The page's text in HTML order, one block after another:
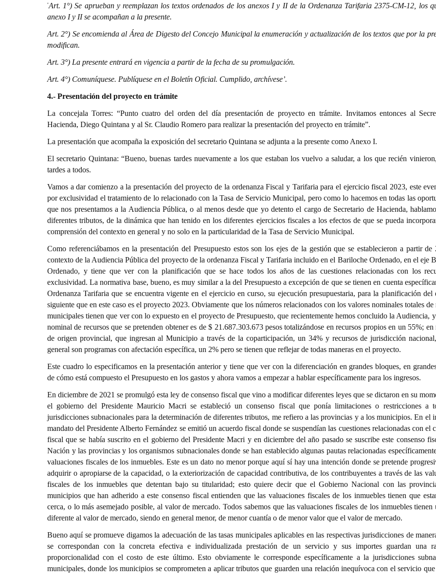
‘Art. 1°) Se aprueban y reemplazan los textos ordenados de los anexos I y II de la Ordenanza Tarifaria 2375-CM-12, los
anexo I y II se acompañan a la presente.
Art. 2°) Se encomienda al Área de Digesto del Concejo Municipal la enumeración y actualización de los textos que por la
modifican.
Art. 3°) La presente entrará en vigencia a partir de la fecha de su promulgación.
Art. 4°) Comuníquese. Publíquese en el Boletín Oficial. Cumplido, archívese’.
4.- Presentación del proyecto en trámite
La concejala Torres: “Punto cuatro del orden del día presentación de proyecto en trámite. Invitamos entonces al
Hacienda, Diego Quintana y al Sr. Claudio Romero para realizar la presentación del proyecto en trámite”.
La presentación que acompaña la exposición del secretario Quintana se adjunta a la presente como Anexo I.
El secretario Quintana: “Bueno, buenas tardes nuevamente a los que estaban los vuelvo a saludar, a los que recién
tardes a todos.
Vamos a dar comienzo a la presentación del proyecto de la ordenanza Fiscal y Tarifaria para el ejercicio fiscal 2023, este
por exclusividad el tratamiento de lo relacionado con la Tasa de Servicio Municipal, pero como lo hacemos en todas las
que nos presentamos a la Audiencia Pública, o al menos desde que yo detento el cargo de Secretario de Hacienda,
diferentes tributos, de la dinámica que han tenido en los diferentes ejercicios fiscales a los efectos de que se pueda
comprensión del contexto en general y no solo en la particularidad de la Tasa de Servicio Municipal.
Como referenciábamos en la presentación del Presupuesto estos son los ejes de la gestión que se establecieron a partir de
contexto de la Audiencia Pública del proyecto de la ordenanza Fiscal y Tarifaria incluido en el Bariloche Ordenado, en el eje
Ordenado, y tiene que ver con la planificación que se hace todos los años de las cuestiones relacionadas con los
exclusividad. La normativa base, bueno, es muy similar a la del Presupuesto a excepción de que se tienen en cuenta
Ordenanza Tarifaria que se encuentra vigente en el ejercicio en curso, su ejecución presupuestaria, para la planificación del
siguiente que en este caso es el proyecto 2023. Obviamente que los números relacionados con los valores nominales totales de
municipales tienen que ver con lo expuesto en el proyecto de Presupuesto, que recientemente hemos concluido la Audiencia,
nominal de recursos que se pretenden obtener es de $ 21.687.303.673 pesos totalizándose en recursos propios en un 55%; en
de origen provincial, que ingresan al Municipio a través de la coparticipación, un 34% y recursos de jurisdicción
general son programas con afectación específica, un 2% pero se tienen que reflejar de todas maneras en el proyecto.
Este cuadro lo especificamos en la presentación anterior y tiene que ver con la diferenciación en grandes bloques, en
de cómo está compuesto el Presupuesto en los gastos y ahora vamos a empezar a hablar específicamente para los ingresos.
En diciembre de 2021 se promulgó esta ley de consenso fiscal que vino a modificar diferentes leyes que se dictaron en su
el gobierno del Presidente Mauricio Macri se estableció un consenso fiscal que ponía limitaciones o restricciones a
jurisdicciones subnacionales para la determinación de diferentes tributos, me refiero a las provincias y a los municipios. En el
mandato del Presidente Alberto Fernández se emitió un acuerdo fiscal donde se suspendían las cuestiones relacionadas con el
fiscal que se había suscrito en el gobierno del Presidente Macri y en diciembre del año pasado se suscribe este consenso
Nación y las provincias y los organismos subnacionales donde se han establecido algunas pautas relacionadas
valuaciones fiscales de los inmuebles. Este es un dato no menor porque aquí sí hay una intención donde se pretende
adquirir o apropiarse de la capacidad, o la exteriorización de capacidad contributiva, de los contribuyentes a través de las
fiscales de los inmuebles que detentan bajo su titularidad; esto quiere decir que el Gobierno Nacional con las
municipios que han adherido a este consenso fiscal entienden que las valuaciones fiscales de los inmuebles tienen que
cerca, o lo más asemejado posible, al valor de mercado. Todos sabemos que las valuaciones fiscales de los inmuebles
diferente al valor de mercado, siendo en general menor, de menor cuantía o de menor valor que el valor de mercado.
Bueno aquí se promueve digamos la adecuación de las tasas municipales aplicables en las respectivas jurisdicciones de
se correspondan con la concreta efectiva e individualizada prestación de un servicio y sus importes guardan una
proporcionalidad con el costo de este último. Esto obviamente le corresponde específicamente a la jurisdicciones
municipales, donde los municipios se comprometen a aplicar tributos que guarden una relación inequívoca con el servicio que